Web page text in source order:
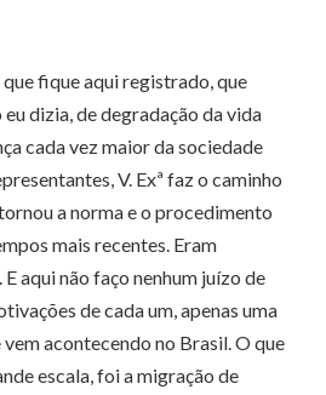
fique aqui registrado, que
dizia, de degradação da vida
cada vez maior da sociedade
V. Exª faz o caminho
a norma e o procedimento
mais recentes. Eram
aqui não faço nenhum juízo de
de cada um, apenas uma
acontecendo no Brasil. O que
escala, foi a migração de